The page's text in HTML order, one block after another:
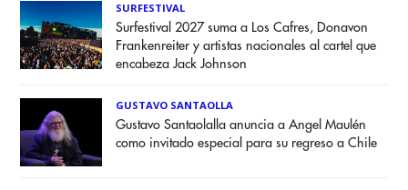
SURFESTIVAL
Surfestival 2027 suma a Los Cafres, Donavon
Frankenreiter y artistas nacionales al cartel que
encabeza Jack Johnson
GUSTAVO SANTAOLLA
Gustavo Santaolalla anuncia a Angel Maulén
como invitado especial para su regreso a Chile